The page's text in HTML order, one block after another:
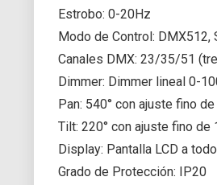
Estrobo: 0-20Hz
Modo de Control:
Canales DMX: 23/35/51
Dimmer: Dimmer lineal 0-
Pan: 540° con ajuste fino
Tilt: 220° con ajuste fino de
Display: Pantalla LCD a
Grado de Protección: IP20